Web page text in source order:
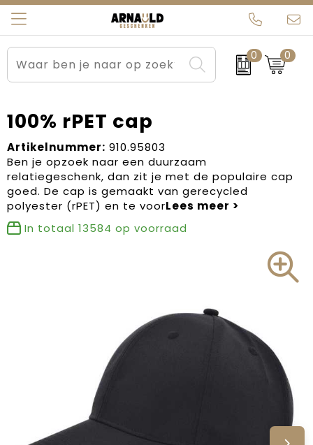
0 0
Relatiegeschenken
Sportkleding
Werkkleding
Kleding en textiel
Tassen
Beurs en Evenementen
Brievenbuspakketten
Carnaval
Dag van de Zorg
Kerstartikelen
Verjaardagen
Voetbal, EK en WK
Voor de bouw
Arnauld Kerstpakketten
MijnEigenKadootje
Ons team
Contact
Blogs
100% rPET cap
Artikelnummer: 910.95803
Ben je opzoek naar een duurzaam
relatiegeschenk, dan zit je met de populaire cap
goed. De cap is gemaakt van gerecycled
polyester (rPET) en te voor
In totaal 13584 op voorraad